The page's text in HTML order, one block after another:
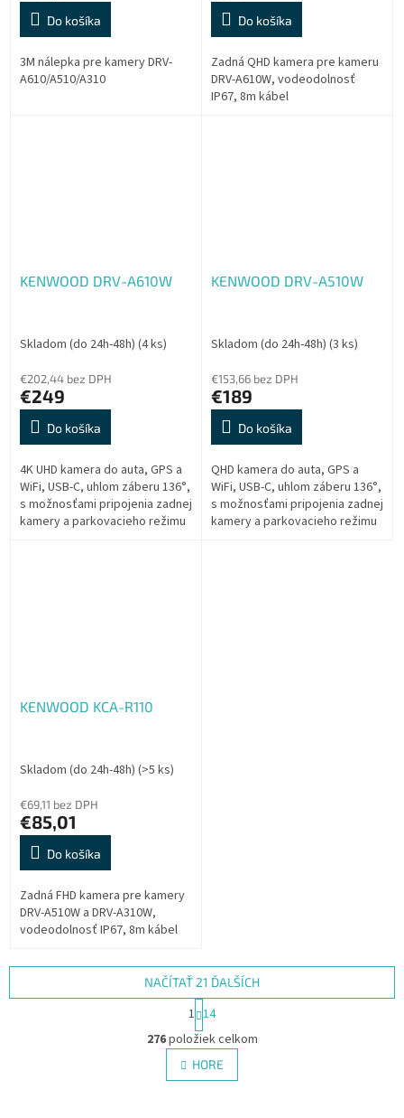
Do košíka
3M nálepka pre kamery DRV-
A610/A510/A310
Do košíka
Zadná QHD kamera pre kameru
DRV-A610W, vodeodolnosť
IP67, 8m kábel
KENWOOD DRV-A610W
Skladom (do 24h-48h) (4 ks)
€202,44 bez DPH
€249
Do košíka
4K UHD kamera do auta, GPS a
WiFi, USB-C, uhlom záberu 136°,
s možnosťami pripojenia zadnej
kamery a parkovacieho režimu
KENWOOD DRV-A510W
Skladom (do 24h-48h) (3 ks)
€153,66 bez DPH
€189
Do košíka
QHD kamera do auta, GPS a
WiFi, USB-C, uhlom záberu 136°,
s možnosťami pripojenia zadnej
kamery a parkovacieho režimu
KENWOOD KCA-R110
Skladom (do 24h-48h) (>5 ks)
€69,11 bez DPH
€85,01
Do košíka
Zadná FHD kamera pre kamery
DRV-A510W a DRV-A310W,
vodeodolnosť IP67, 8m kábel
O
v
l
á
NAČÍTAŤ 21 ĎALŠÍCH
S
t
r
á
n
k
1 14
276položiek celkom
HORE